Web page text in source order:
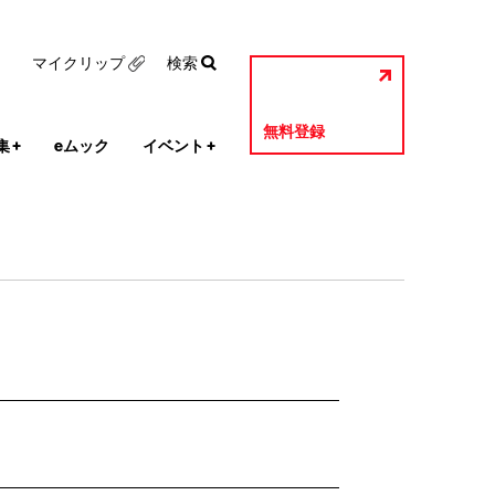
+ eムック イベント +
無料登録
マイクリップ 検索